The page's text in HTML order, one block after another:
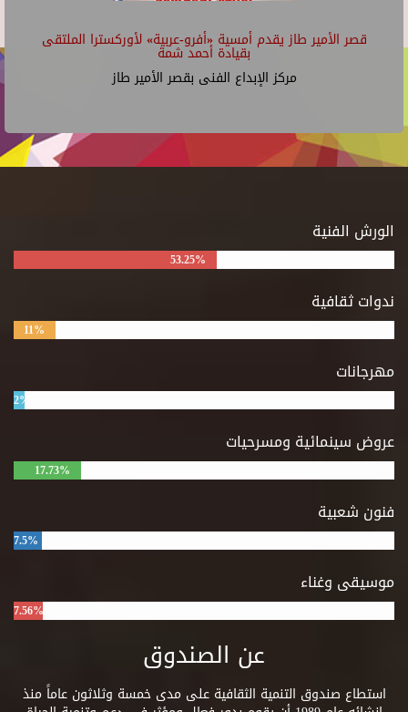
قصر الأمير طاز يقدم أمسية «أفرو-عربية» لأوركسترا الملتقى
بقيادة أحمد شمة
مركز الإبداع الفنى بقصر الأمير طاز
الورش الفنية
53.25%
ندوات ثقافية
11%
مهرجانات
2%
عروض سينمائية ومسرحيات
17.73%
فنون شعبية
7.5%
موسيقى وغناء
7.56%
عن الصندوق
استطاع صندوق التنمية الثقافية على مدى خمسة وثلاثون عاماً منذ